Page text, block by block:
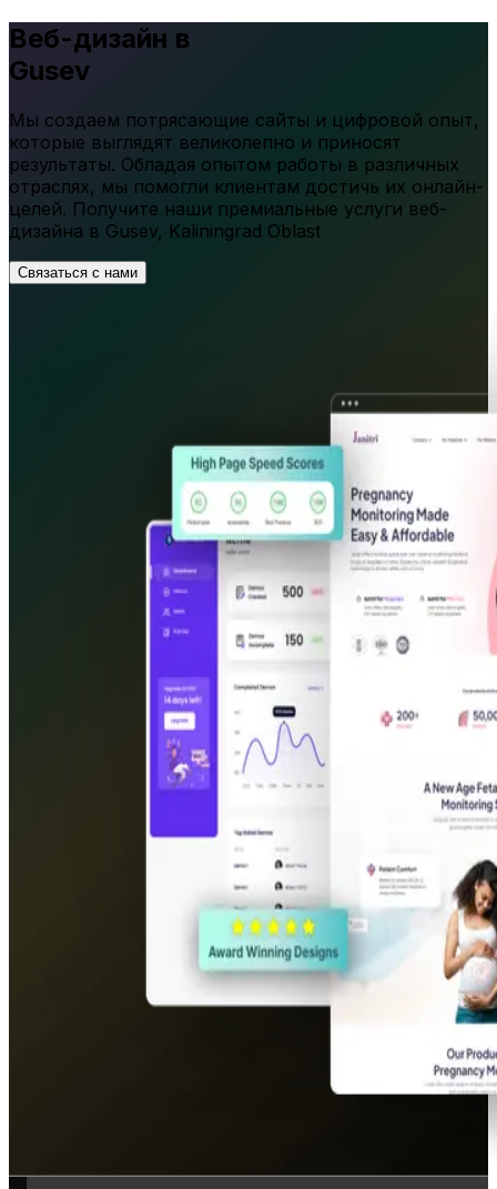
Веб-дизайн в
Gusev
Мы создаем потрясающие сайты и цифровой опыт,
которые выглядят великолепно и приносят
результаты. Обладая опытом работы в различных
отраслях, мы помогли клиентам достичь их онлайн-
целей. Получите наши премиальные услуги веб-
дизайна в Gusev, Kaliningrad Oblast
Связаться с нами